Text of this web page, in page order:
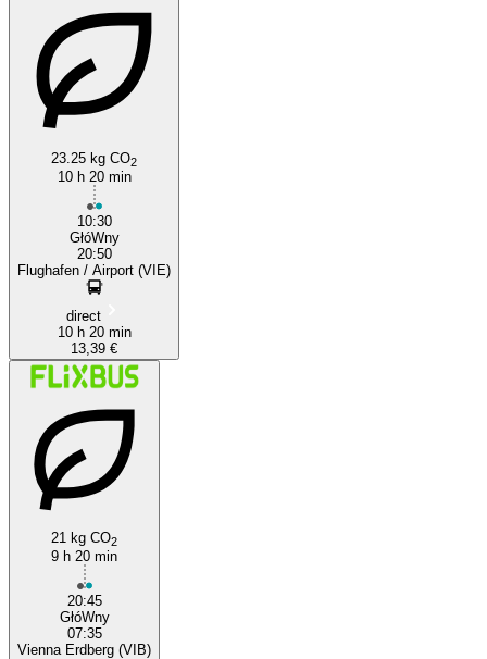
23.25 kg CO2
10 h 20 min
10:30
GłóWny
20:50
Flughafen / Airport (VIE)
direct
10 h 20 min
13,39 €
21 kg CO2
9 h 20 min
20:45
GłóWny
07:35
Vienna Erdberg (VIB)